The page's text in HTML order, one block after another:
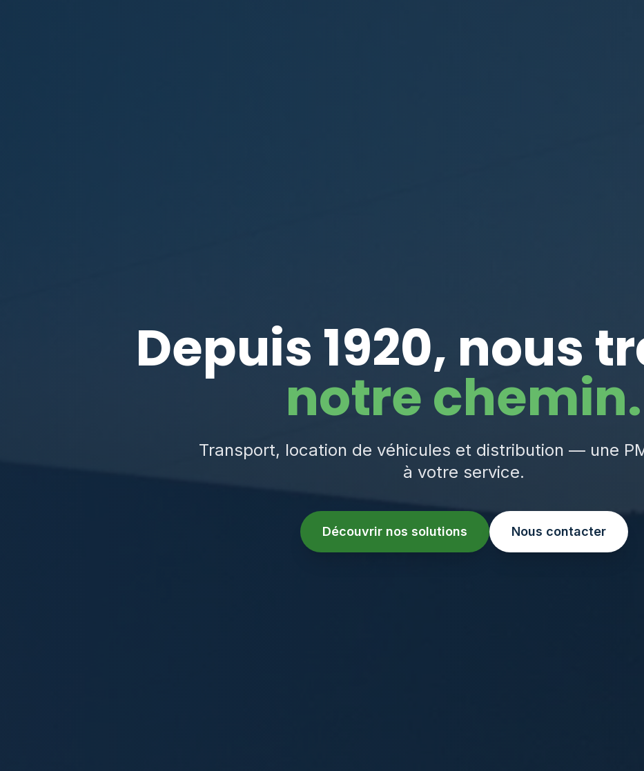
Depuis 1920, nous
notre chemin.
Transport, location de véhicules et distribution — une
à votre service.
Découvrir nos solutions Nous contacter